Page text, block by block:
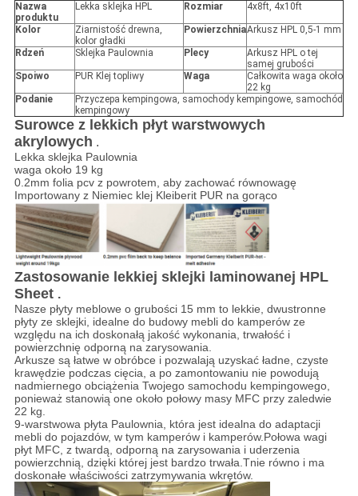
Nazwa
produktu
Lekka sklejka HPL Rozmiar 4x8ft, 4x10ft
Kolor
Ziarnistość drewna,
kolor gładki
PowierzchniaArkusz HPL 0,5-1 mm
Rdzeń Sklejka Paulownia Plecy
Arkusz HPL o tej
samej grubości
Spoiwo
PUR Klej topliwy Waga
Całkowita waga około
22 kg
Podanie
Przyczepa kempingowa, samochody kempingowe, samochód
kempingowy
Surowce z lekkich płyt warstwowych
akrylowych .
Lekka sklejka Paulownia
waga około 19 kg
0.2mm folia pcv z powrotem, aby zachować równowagę
Importowany z Niemiec klej Kleiberit PUR na gorąco
Zastosowanie lekkiej sklejki laminowanej HPL
Sheet .
Nasze płyty meblowe o grubości 15 mm to lekkie, dwustronne
płyty ze sklejki, idealne do budowy mebli do kamperów ze
względu na ich doskonałą jakość wykonania, trwałość i
powierzchnię odporną na zarysowania.
Arkusze są łatwe w obróbce i pozwalają uzyskać ładne, czyste
krawędzie podczas cięcia, a po zamontowaniu nie powodują
nadmiernego obciążenia Twojego samochodu kempingowego,
ponieważ stanowią one około połowy masy MFC przy zaledwie
22 kg.
9-warstwowa płyta Paulownia, która jest idealna do adaptacji
mebli do pojazdów, w tym kamperów i kamperów.Połowa wagi
płyt MFC, z twardą, odporną na zarysowania i uderzenia
powierzchnią, dzięki której jest bardzo trwała.Tnie równo i ma
doskonałe właściwości zatrzymywania wkrętów.